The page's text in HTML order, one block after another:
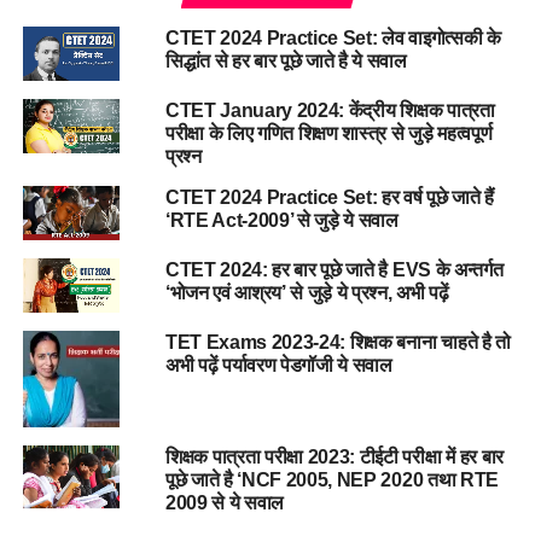
CTET 2024 Practice Set: लेव वाइगोत्सकी के
सिद्धांत से हर बार पूछे जाते है ये सवाल
CTET January 2024: केंद्रीय शिक्षक पात्रता
परीक्षा के लिए गणित शिक्षण शास्त्र से जुड़े महत्वपूर्ण
प्रश्न
CTET 2024 Practice Set: हर वर्ष पूछे जाते हैं
‘RTE Act-2009’ से जुड़े ये सवाल
CTET 2024: हर बार पूछे जाते है EVS के अन्तर्गत
‘भोजन एवं आश्रय’ से जुड़े ये प्रश्न, अभी पढ़ें
TET Exams 2023-24: शिक्षक बनाना चाहते है तो
अभी पढ़ें पर्यावरण पेडगॉजी ये सवाल
शिक्षक पात्रता परीक्षा 2023: टीईटी परीक्षा में हर बार
पूछे जाते है ‘NCF 2005, NEP 2020 तथा RTE
2009 से ये सवाल